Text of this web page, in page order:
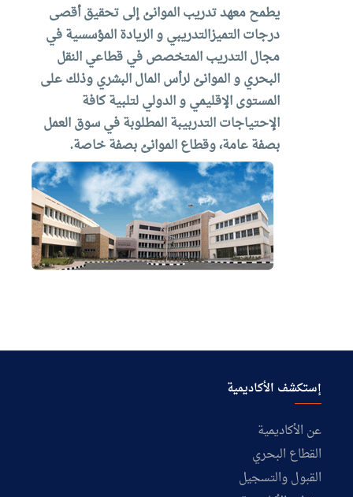
خريطة الموقع
يطمح معهد تدريب الموانئ إلى تحقيق أقصى
درجات التميزالتدريبي و الريادة المؤسسية في
مجال التدريب المتخصص في قطاعي النقل
البحري و الموانئ لرأس المال البشري وذلك على
المستوى الإقليمي و الدولي لتلبية كافة
الإحتياجات التدربيبة المطلوبة في سوق العمل
بصفة عامة، وقطاع الموانئ بصفة خاصة.
إستكشف الأكاديمية
عن الأكاديمية
القطاع البحري
القبول والتسجيل